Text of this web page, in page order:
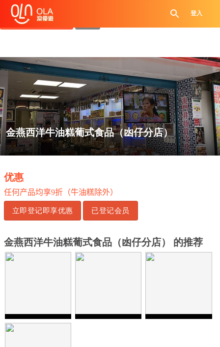
登入
领取每日优惠券
查看`我的优惠记录`
金燕西洋牛油糕葡式食品（凼仔分店）
.
优惠
任何产品均享9折（牛油糕除外）
立即登记即享优惠 已登记会员
金燕西洋牛油糕葡式食品（凼仔分店） 的推荐